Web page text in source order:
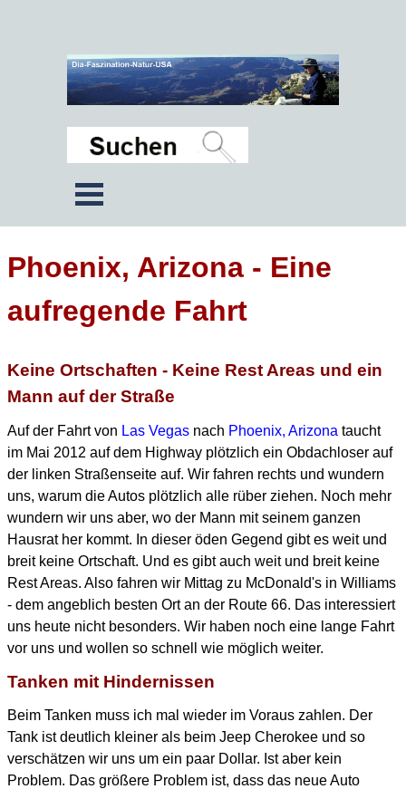
Phoenix, Arizona - Eine
aufregende Fahrt
Keine Ortschaften - Keine Rest Areas und ein
Mann auf der Straße
Auf der Fahrt von Las Vegas nach Phoenix, Arizona taucht
im Mai 2012 auf dem Highway plötzlich ein Obdachloser auf
der linken Straßenseite auf. Wir fahren rechts und wundern
uns, warum die Autos plötzlich alle rüber ziehen. Noch mehr
wundern wir uns aber, wo der Mann mit seinem ganzen
Hausrat her kommt. In dieser öden Gegend gibt es weit und
breit keine Ortschaft. Und es gibt auch weit und breit keine
Rest Areas. Also fahren wir Mittag zu McDonald's in Williams
- dem angeblich besten Ort an der Route 66. Das interessiert
uns heute nicht besonders. Wir haben noch eine lange Fahrt
vor uns und wollen so schnell wie möglich weiter.
Tanken mit Hindernissen
Beim Tanken muss ich mal wieder im Voraus zahlen. Der
Tank ist deutlich kleiner als beim Jeep Cherokee und so
verschätzen wir uns um ein paar Dollar. Ist aber kein
Problem. Das größere Problem ist, dass das neue Auto